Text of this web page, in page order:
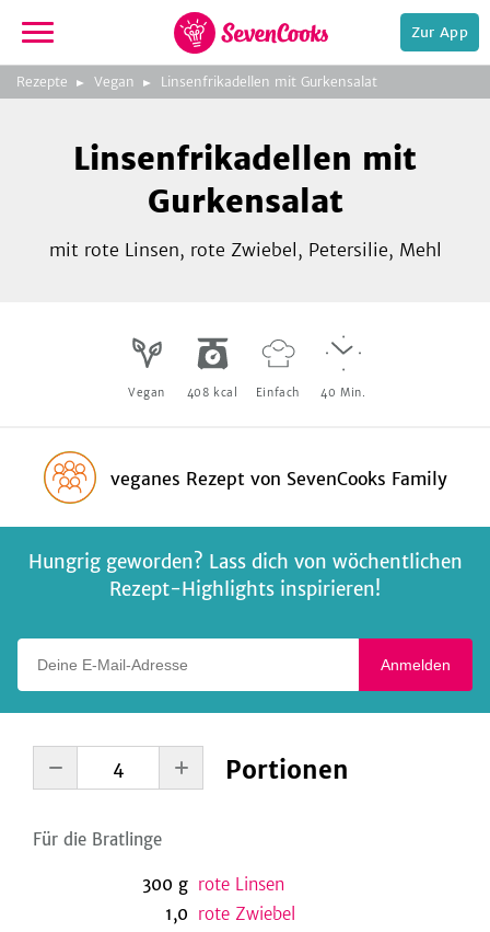
zur
Startseite
Zur App
Rezepte Vegan Linsenfrikadellen mit Gurkensalat
Bild
3
zeigen
Linsenfrikadellen mit
Gurkensalat
mit rote Linsen, rote Zwiebel, Petersilie, Mehl
Vegan 408 kcal Einfach 40 Min.
veganes Rezept von SevenCooks Family
Hungrig geworden? Lass dich von wöchentlichen
Rezept-Highlights inspirieren!
Anmelden
Portionen
Für die Bratlinge
300 g rote Linsen
1,0 rote Zwiebel